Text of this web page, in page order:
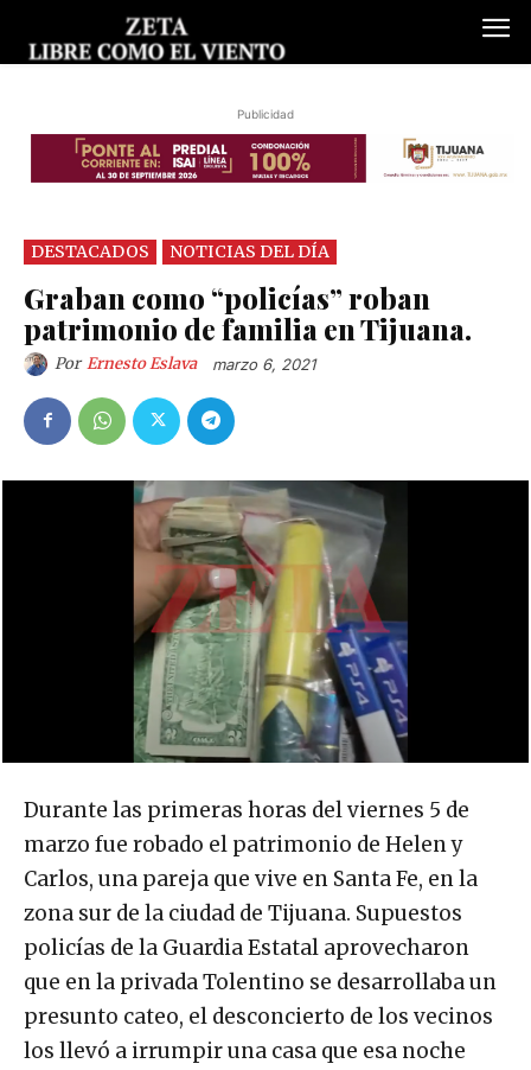
Publicidad
DESTACADOS NOTICIAS DEL DÍA
Graban como “policías” roban
patrimonio de familia en Tijuana.
Por Ernesto Eslava marzo 6, 2021
Durante las primeras horas del viernes 5 de
marzo fue robado el patrimonio de Helen y
Carlos, una pareja que vive en Santa Fe, en la
zona sur de la ciudad de Tijuana. Supuestos
policías de la Guardia Estatal aprovecharon
que en la privada Tolentino se desarrollaba un
presunto cateo, el desconcierto de los vecinos
los llevó a irrumpir una casa que esa noche